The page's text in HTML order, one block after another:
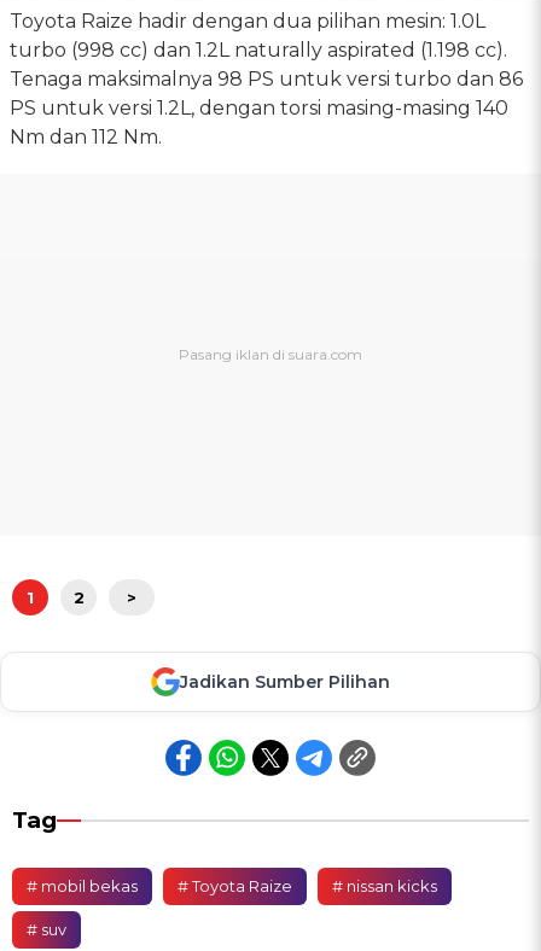
Toyota Raize hadir dengan dua pilihan mesin: 1.0L
turbo (998 cc) dan 1.2L naturally aspirated (1.198 cc).
Tenaga maksimalnya 98 PS untuk versi turbo dan 86
PS untuk versi 1.2L, dengan torsi masing-masing 140
Nm dan 112 Nm.
1 2 >
Jadikan Sumber Pilihan
Tag
# mobil bekas # Toyota Raize # nissan kicks
# suv